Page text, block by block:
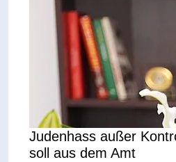
Judenhass außer
soll aus dem Amt